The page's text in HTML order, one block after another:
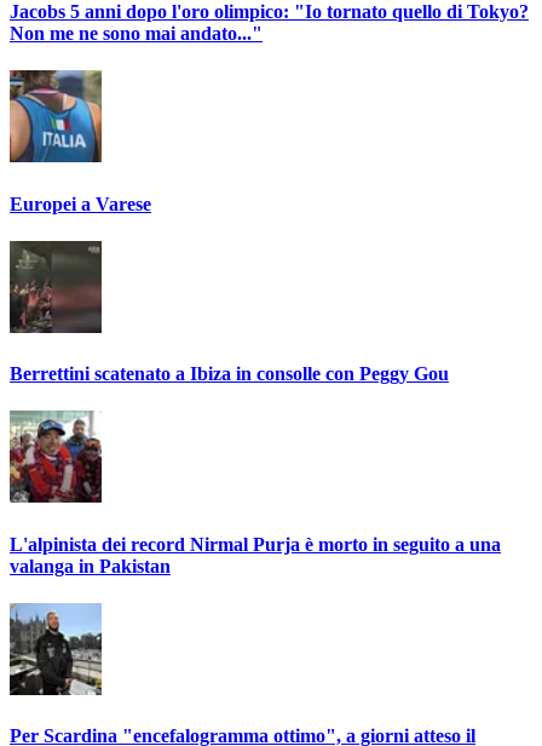
Jacobs 5 anni dopo l'oro olimpico: "Io tornato quello di Tokyo?
Non me ne sono mai andato..."
Europei a Varese
Berrettini scatenato a Ibiza in consolle con Peggy Gou
L'alpinista dei record Nirmal Purja è morto in seguito a una
valanga in Pakistan
Per Scardina "encefalogramma ottimo", a giorni atteso il